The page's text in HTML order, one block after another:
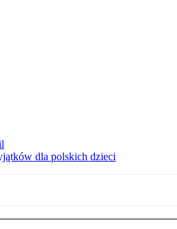
dla polskich dzieci